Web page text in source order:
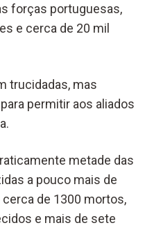
forças portuguesas,
e cerca de 20 mil
trucidadas, mas
permitir aos aliados
metade das
a pouco mais de
de 1300 mortos,
e mais de sete